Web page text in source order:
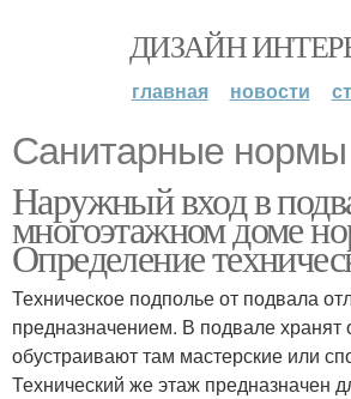
ДИЗАЙН
главная новости
Санитарные нормы
Наружный вход в
многоэтажном доме
Определение
Техническое подполье от подвала
предназначением. В подвале
обустраивают там мастерские или
Технический же этаж предназначен